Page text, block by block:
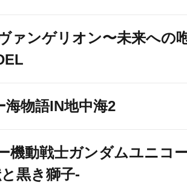
ァンゲリオン〜未来への
海物語IN地中海2
機動戦士ガンダムユニコ
黒き獅子-